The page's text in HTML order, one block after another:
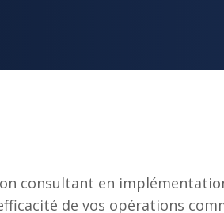
consultant en
de vos opérations